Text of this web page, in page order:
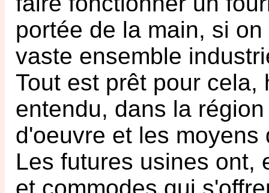
portée de la main, si
vaste ensemble
Tout est prêt pour
entendu, dans la
d'oeuvre et les moyens
Les futures usines ont,